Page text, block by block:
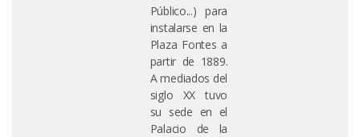
Público...) para
instalarse en la
Plaza Fontes a
partir de 1889.
A mediados del
siglo XX tuvo
su sede en el
Palacio de la